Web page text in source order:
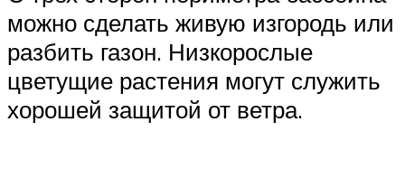
можно сделать живую изгородь или
разбить газон. Низкорослые
цветущие растения могут служить
хорошей защитой от ветра.